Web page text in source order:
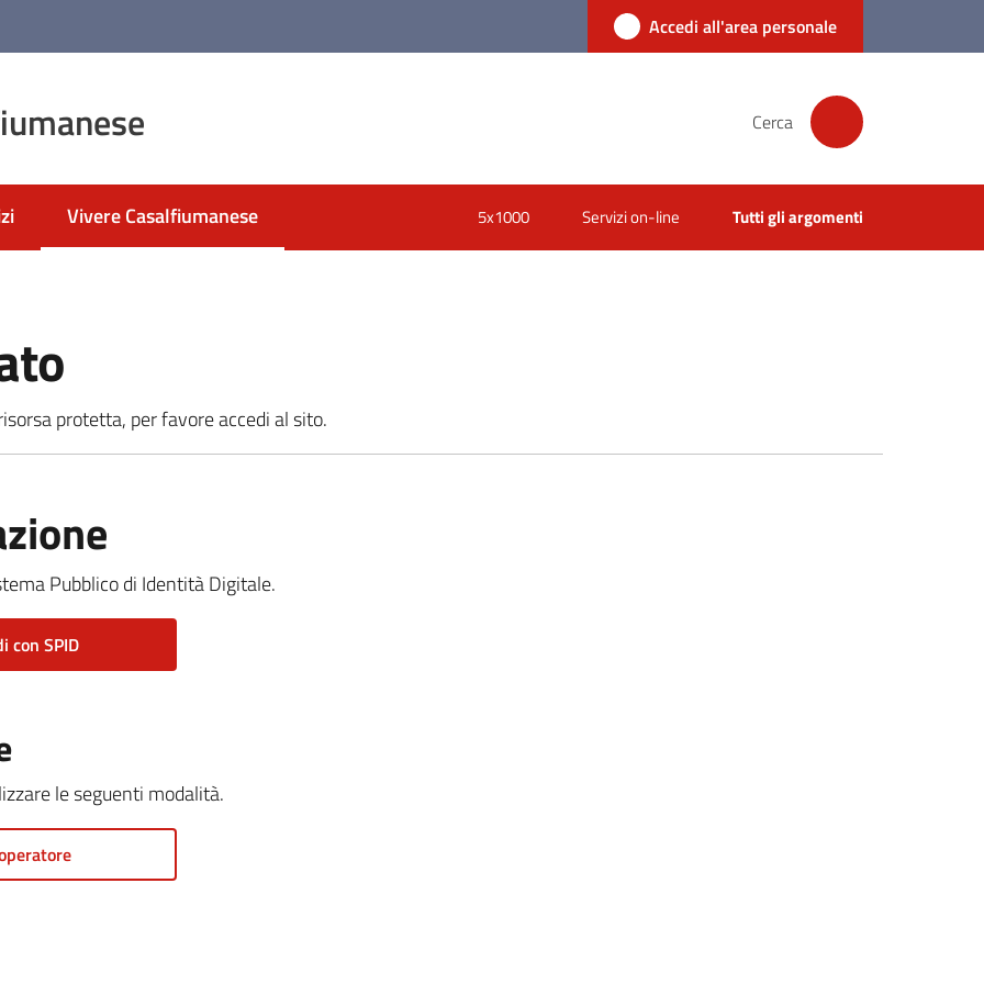
Accedi all'area personale
Cerca
Vivere Casalfiumanese
Menu selezionato 5x1000 Servizi on-line Tutti gli argomenti
protetta, per favore accedi al sito.
Pubblico di Identità Digitale.
con SPID
le seguenti modalità.